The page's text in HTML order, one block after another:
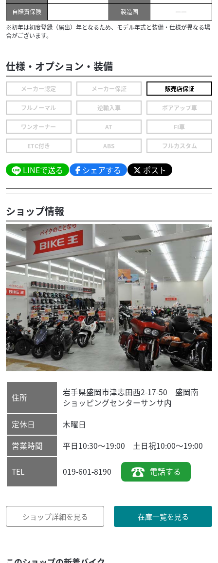
自賠責保険
製造国
ーー
※初年は初度登録（届出）年となるため、モデル年式と装備・仕様が異なる場
合がございます。
仕様・オプション・装備
メーカー認定 メーカー保証 販売店保証
フルノーマル 逆輸入車 ボアアップ車
ワンオーナー AT FI車
ETC付き ABS フルカスタム
LINEで送る シェアする ポスト
ショップ情報
住所 岩手県盛岡市津志田西2-17-50 盛岡南
ショッピングセンターサンサ内
定休日
木曜日
営業時間
平日10:30～19:00 土日祝10:00～19:00
TEL 019-601-8190 電話する
ショップ詳細を見る 在庫一覧を見る